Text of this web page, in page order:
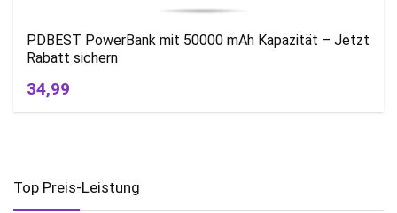
PDBEST PowerBank mit 50000 mAh Kapazität – Jetzt
Rabatt sichern
34,99
Top Preis-Leistung